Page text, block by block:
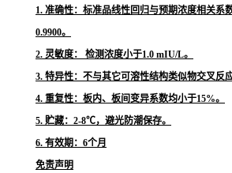
1. 准确性：标准品线性回归与预期浓度相关系
0.9900。
2. 灵敏度： 检测浓度小于1.0 mIU/L。
3. 特异性：不与其它可溶性结构类似物交叉反应
4. 重复性：板内、板间变异系数均小于15%。
5. 贮藏：2-8℃，避光防潮保存。
6. 有效期：6个月
免责声明